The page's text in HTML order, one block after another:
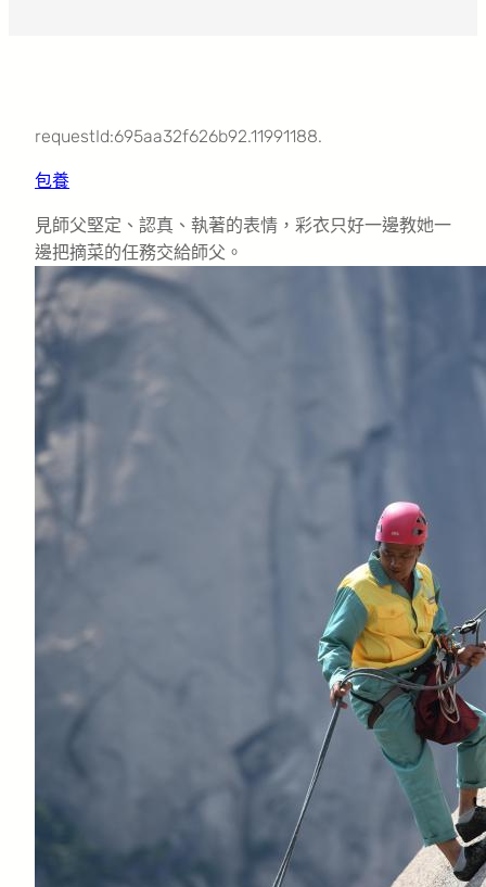
requestId:695aa32f626b92.11991188.
包養
見師父堅定、認真、執著的表情，彩衣只好一邊教她一
邊把摘菜的任務交給師父。